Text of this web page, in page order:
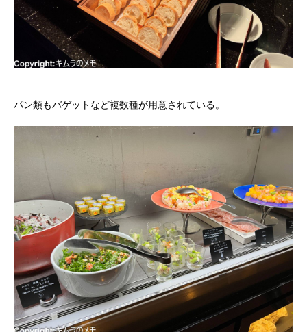
パン類もバゲットなど複数種が用意されている。